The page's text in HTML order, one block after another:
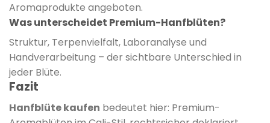
Aromaprodukte angeboten.
Was unterscheidet Premium-Hanfblüten?
Struktur, Terpenvielfalt, Laboranalyse und
Handverarbeitung – der sichtbare Unterschied in
jeder Blüte.
Fazit
Hanfblüte kaufen bedeutet hier: Premium-